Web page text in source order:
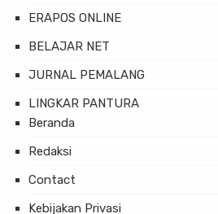
ERAPOS ONLINE
BELAJAR NET
JURNAL PEMALANG
LINGKAR PANTURA
Beranda
Redaksi
Contact
Kebijakan Privasi